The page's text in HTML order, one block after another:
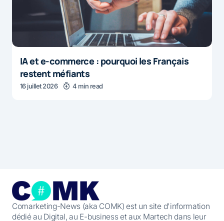
IA et e-commerce : pourquoi les Français
restent méfiants
16 juillet 2026 4 min read
Comarketing-News (aka COMK) est un site d'information
dédié au Digital, au E-business et aux Martech dans leur